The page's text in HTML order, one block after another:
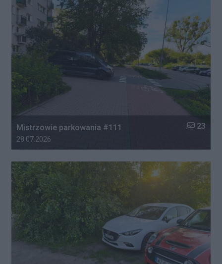
Mistrzowie parkowania #111 Liczba
23
Data dodania galerii:
28.07.2026